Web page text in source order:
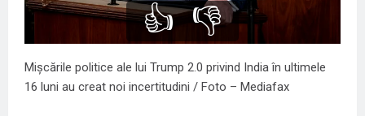
👍 👎
Mișcările politice ale lui Trump 2.0 privind India în ultimele
16 luni au creat noi incertitudini / Foto – Mediafax